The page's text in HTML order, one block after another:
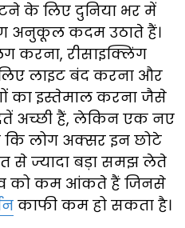
के लिए दुनिया भर में
अनुकूल कदम उठाते हैं।
रीसाइक्लिंग
लाइट बंद करना और
का इस्तेमाल करना जैसे
अच्छी हैं, लेकिन एक नए
लोग अक्सर इन छोटे
से ज्यादा बड़ा समझ लेते
को कम आंकते हैं जिनसे
काफी कम हो सकता है।